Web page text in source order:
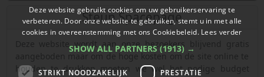
Steun Spacepage
Deze website wordt aan onze bezoekers blijvend gratis
aangeboden maar om de hoge kosten om de site online te
houden te drukken moeten we wel het nodige budget
Deze website gebruikt cookies om uw gebruikerservaring te
verbeteren. Door onze website te gebruiken, stemt u in met alle
cookies in overeenstemming met ons Cookiebeleid. Lees verder
SHOW ALL PARTNERS (1913) →
STRIKT NOODZAKELIJK PRESTATIE